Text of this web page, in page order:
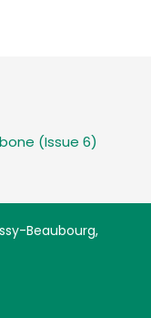
(Issue 6)
Beaubourg,